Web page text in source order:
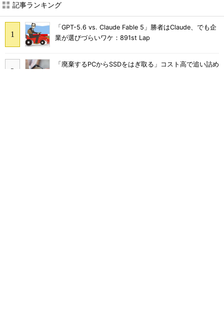
記事ランキング
「GPT-5.6 vs. Claude Fable 5」勝者はClaude、でも企
業が選びづらいワケ：891st Lap
「廃棄するPCからSSDをはぎ取る」コスト高で追い詰め